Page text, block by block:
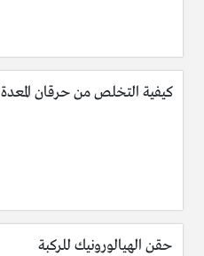
كيفية التخلص من حرقان المعدة
حقن الهيالورونيك للركبة